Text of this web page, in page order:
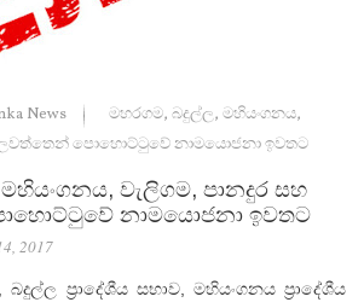
News
මහරගම, බදුල්ල, මහියංගනය,
පොහොට්ටුවේ නාමයොජනා ඉවතට
වැලිගම, පානදුර සහ
නාමයොජනා ඉවතට
2017
ප්‍රාදේශීය සභාව, මහියංගනය ප්‍රාදේශීය